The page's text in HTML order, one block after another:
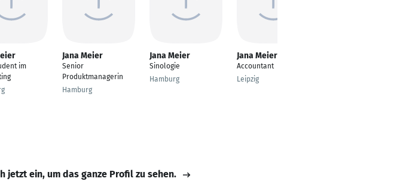
im
Jana Meier
Senior
Produktmanagerin
Hamburg
Jana Meier
Sinologie
Hamburg
Jana Meier
Accountant
Leipzig
jetzt ein, um das ganze Profil zu sehen.